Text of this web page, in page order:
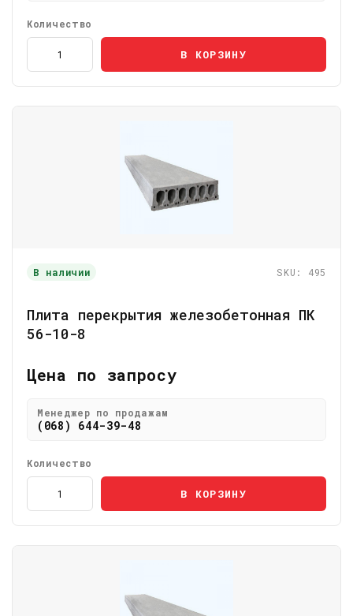
Количество
В КОРЗИНУ
В наличии SKU: 495
Плита перекрытия железобетонная ПК
56-10-8
Цена по запросу
Менеджер по продажам
(068) 644-39-48
Количество
В КОРЗИНУ